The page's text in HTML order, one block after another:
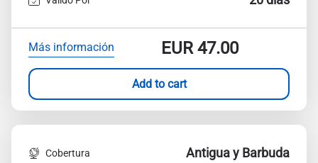
Más información EUR47.00
Add to cart
Cobertura Antigua y Barbuda